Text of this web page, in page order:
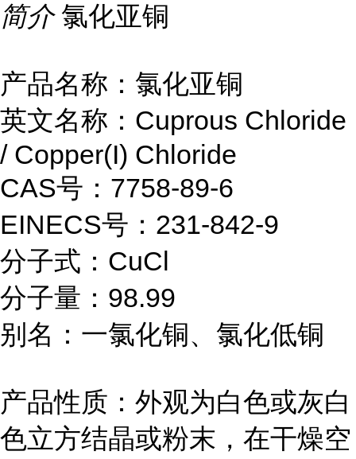
简介 氯化亚铜
产品名称：氯化亚铜
英文名称：Cuprous Chloride
/ Copper(I) Chloride
CAS号：7758-89-6
EINECS号：231-842-9
分子式：CuCl
分子量：98.99
别名：一氯化铜、氯化低铜
产品性质：外观为白色或灰白
色立方结晶或粉末，在干燥空